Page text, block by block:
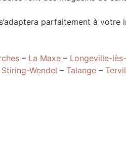
parfaitement à
– La Maxe – Longeville-
Stiring-Wendel – Talange –